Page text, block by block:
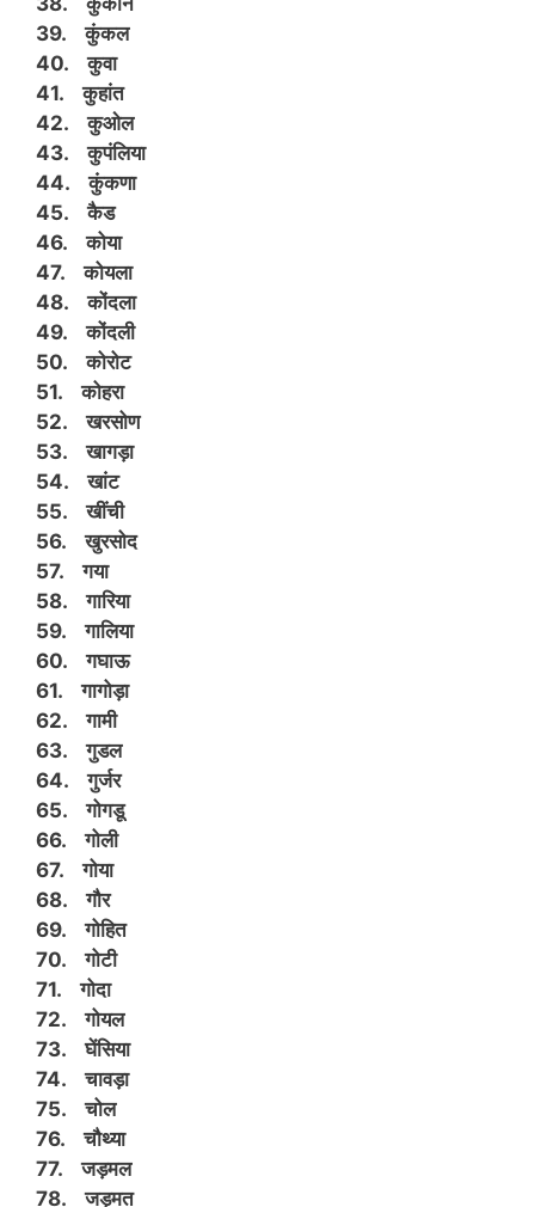
39. कुंकल
40. कुवा
41. कुहांत
42. कुओल
43. कुपंलिया
44. कुंकणा
45. कैड
46. कोया
47. कोयला
48. कोंदला
49. कोंदली
50. कोरोट
51. कोहरा
52. खरसोण
53. खागड़ा
54. खांट
55. खींची
56. खुरसोद
57. गया
58. गारिया
59. गालिया
60. गघाऊ
61. गागोड़ा
62. गामी
63. गुडल
64. गुर्जर
65. गोगडू
66. गोली
67. गोया
68. गौर
69. गोहित
70. गोटी
71. गोदा
72. गोयल
73. घेंसिया
74. चावड़ा
75. चोल
76. चौथ्या
77. जड़मल
78. जड़मत